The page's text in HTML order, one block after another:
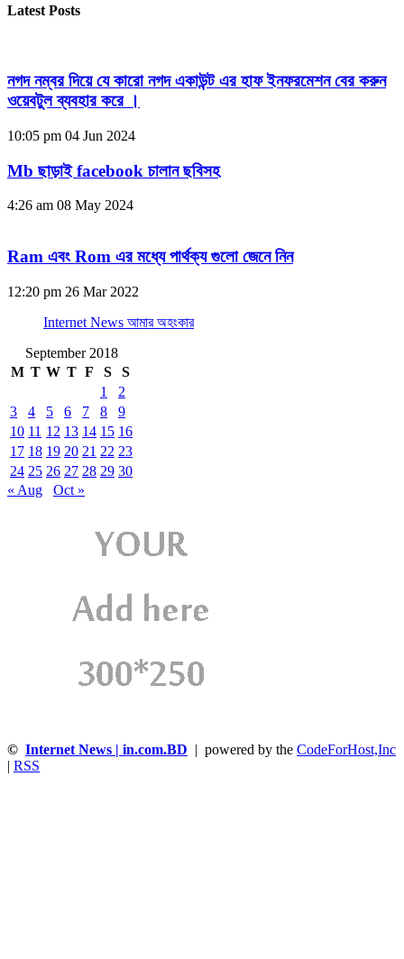
Latest Posts
নগদ নম্বর দিয়ে যে কারো নগদ একাউন্ট এর হাফ ইনফরমেশন বের করুন
ওয়েবটুল ব্যবহার করে ।
10:05 pm 04 Jun 2024
Mb ছাড়াই facebook চালান ছবিসহ
4:26 am 08 May 2024
Ram এবং Rom এর মধ্যে পার্থক্য গুলো জেনে নিন
12:20 pm 26 Mar 2022
Internet News আমার অহংকার
September 2018
M T W T F S
S
1
2
3
4 5 6 7 8
9
10 11 12 13 14 15 16
17 18 19 20 21 22 23
24 25 26 27 28 29 30
« Aug
Oct »
© Internet News | in.com.BD | powered by the CodeForHost,Inc
| RSS